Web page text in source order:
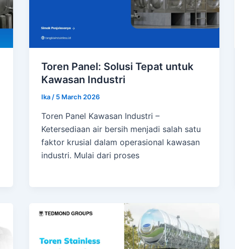
Toren Panel: Solusi Tepat untuk
Kawasan Industri
Ika / 5 March 2026
Toren Panel Kawasan Industri –
Ketersediaan air bersih menjadi salah satu
faktor krusial dalam operasional kawasan
industri. Mulai dari proses